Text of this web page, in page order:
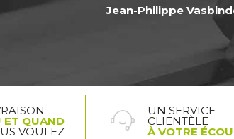
Jean-Philippe
ET QUAND
VOULEZ
UN SERVICE
CLIENTÈLE
À VOTRE